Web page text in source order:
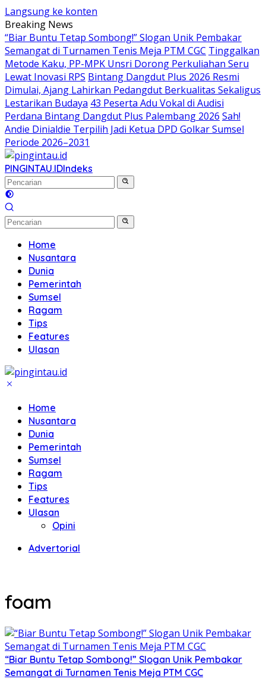
Langsung ke konten
Breaking News
“Biar Buntu Tetap Sombong!” Slogan Unik Pembakar
Semangat di Turnamen Tenis Meja PTM CGC Tinggalkan
Metode Kaku, PP-MPK Unsri Dorong Perkuliahan Seru
Lewat Inovasi RPS Bintang Dangdut Plus 2026 Resmi
Dimulai, Ajang Lahirkan Pedangdut Berkualitas Sekaligus
Lestarikan Budaya 43 Peserta Adu Vokal di Audisi
Perdana Bintang Dangdut Plus Palembang 2026 Sah!
Andie Dinialdie Terpilih Jadi Ketua DPD Golkar Sumsel
Periode 2026–2031
PINGINTAU.IDIndeks
Home
Nusantara
Dunia
Pemerintah
Sumsel
Ragam
Tips
Features
Ulasan
Home
Nusantara
Dunia
Pemerintah
Sumsel
Ragam
Tips
Features
Ulasan
Opini
Advertorial
foam
“Biar Buntu Tetap Sombong!” Slogan Unik Pembakar
Semangat di Turnamen Tenis Meja PTM CGC